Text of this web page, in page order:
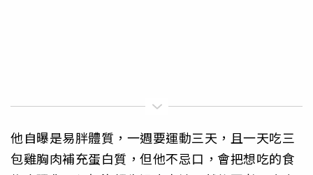
他自曝是易胖體質，一週要運動三天，且一天吃三
包雞胸肉補充蛋白質，但他不忌口，會把想吃的食